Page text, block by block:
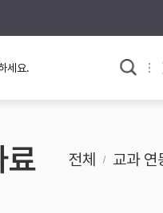
와 문학으로 본
려료 전체 교과 연